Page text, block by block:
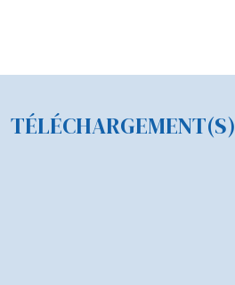
TÉLÉCHARGEMENT(S)